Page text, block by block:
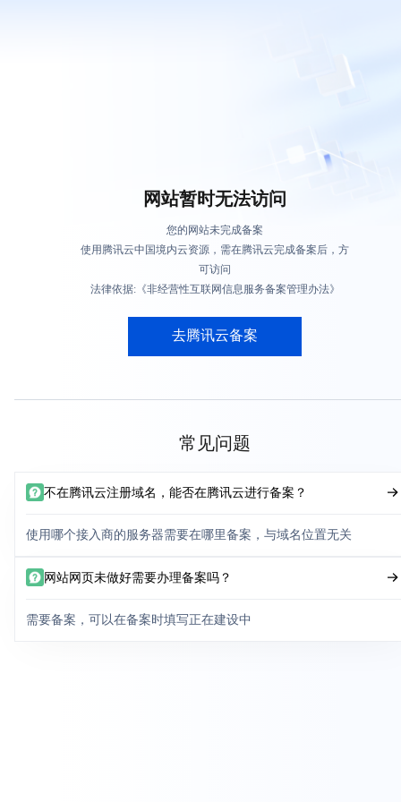
网站暂时无法访问
您的网站未完成备案
使用腾讯云中国境内云资源，需在腾讯云完成备案后，方
可访问
法律依据:《非经营性互联网信息服务备案管理办法》
去腾讯云备案
常见问题
不在腾讯云注册域名，能否在腾讯云进行备案？
使用哪个接入商的服务器需要在哪里备案，与域名位置无关
网站网页未做好需要办理备案吗？
需要备案，可以在备案时填写正在建设中